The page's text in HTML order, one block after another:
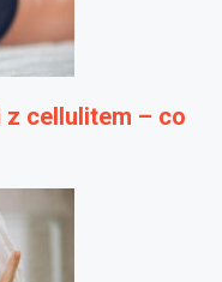
z cellulitem – co